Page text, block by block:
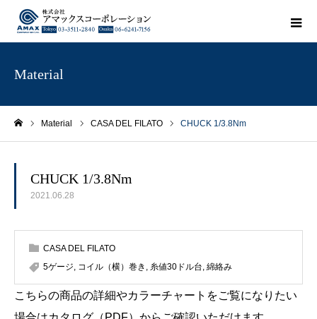
Material
Material CASA DEL FILATO CHUCK 1/3.8Nm
CHUCK 1/3.8Nm
2021.06.28
CASA DEL FILATO
5ゲージ, コイル（横）巻き , 糸値30ドル台, 綿絡み
こちらの商品の詳細やカラーチャートをご覧になりたい